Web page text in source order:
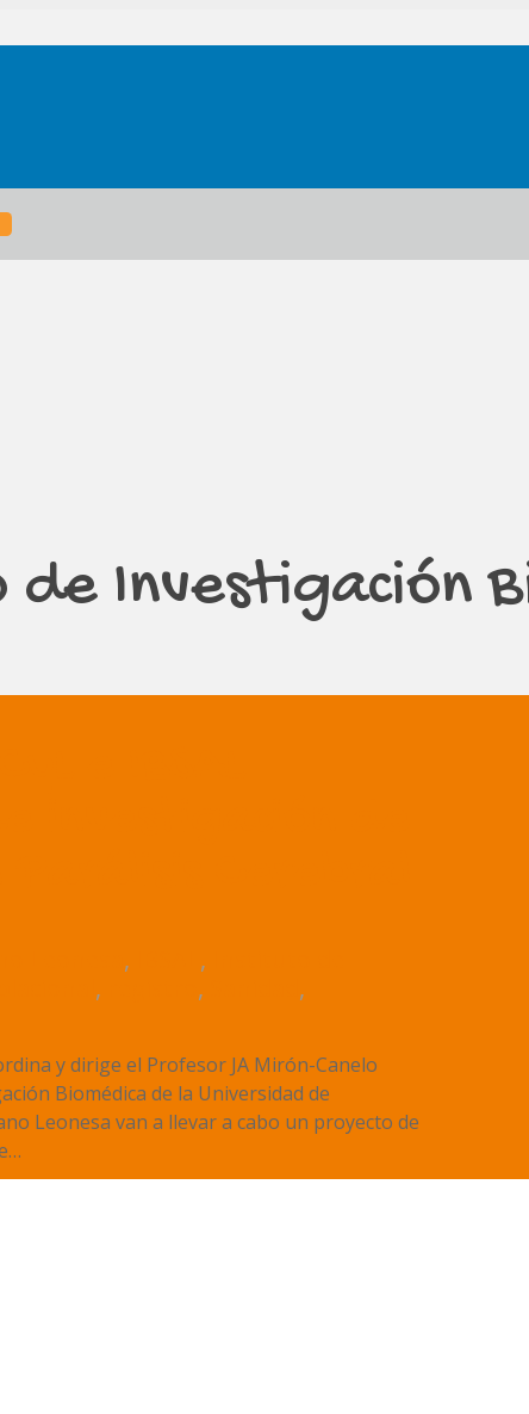
Investigación
e IBSAL
investigación de
Cerebral
, ,
, ,
,
y dirige el Profesor JA Mirón-Canelo
Biomédica de la Universidad de
Leonesa van a llevar a cabo un proyecto de